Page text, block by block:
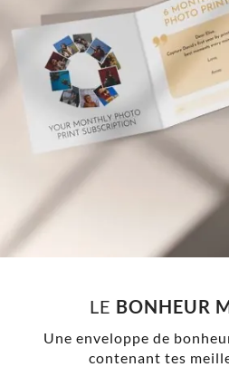
LE BONHEUR
Une enveloppe de
contenant tes